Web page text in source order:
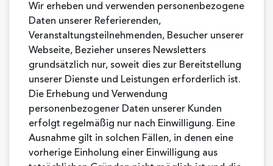
Wir erheben und verwenden personenbezogene
Daten unserer Referierenden,
Veranstaltungsteilnehmenden, Besucher unserer
Webseite, Bezieher unseres Newsletters
grundsätzlich nur, soweit dies zur Bereitstellung
unserer Dienste und Leistungen erforderlich ist.
Die Erhebung und Verwendung
personenbezogener Daten unserer Kunden
erfolgt regelmäßig nur nach Einwilligung. Eine
Ausnahme gilt in solchen Fällen, in denen eine
vorherige Einholung einer Einwilligung aus